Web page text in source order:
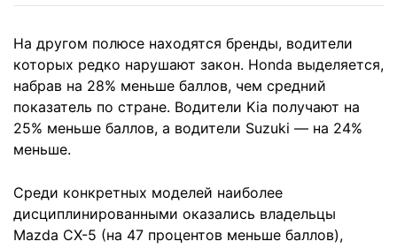
На другом полюсе находятся бренды, водители
которых редко нарушают закон. Honda выделяется,
набрав на 28% меньше баллов, чем средний
показатель по стране. Водители Kia получают на
25% меньше баллов, а водители Suzuki — на 24%
меньше.
Среди конкретных моделей наиболее
дисциплинированными оказались владельцы
Mazda CX-5 (на 47 процентов меньше баллов),